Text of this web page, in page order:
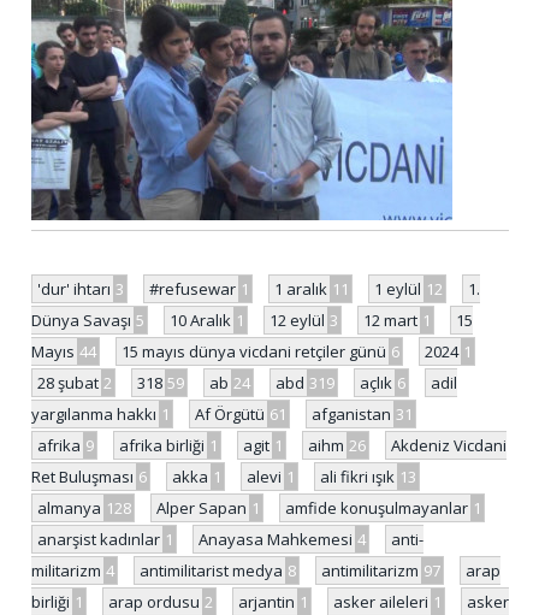
'dur' ihtarı 3 #refusewar 1 1 aralık 11 1 eylül 12
1.
Dünya Savaşı 5 10 Aralık 1 12 eylül 3 12 mart 1
15
Mayıs 44 15 mayıs dünya vicdani retçiler günü 6 2024 1
28 şubat 2 318 59 ab 24 abd 319 açlık 6
adil
yargılanma hakkı 1 Af Örgütü 61 afganistan 31
afrika 9 afrika birliği 1 agit 1 aihm 26
Akdeniz Vicdani
Ret Buluşması 6 akka 1 alevi 1 ali fikri ışık 13
almanya 128 Alper Sapan 1 amfide konuşulmayanlar 1
anarşist kadınlar 1 Anayasa Mahkemesi 4
anti-
militarizm 4 antimilitarist medya 8 antimilitarizm 97
arap
birliği 1 arap ordusu 2 arjantin 1 asker aileleri 1
asker